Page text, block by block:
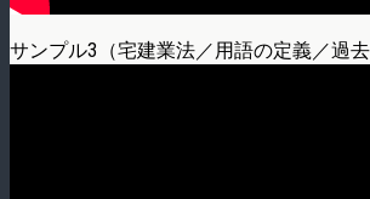
サンプル3（宅建業法／用語の定義／過去